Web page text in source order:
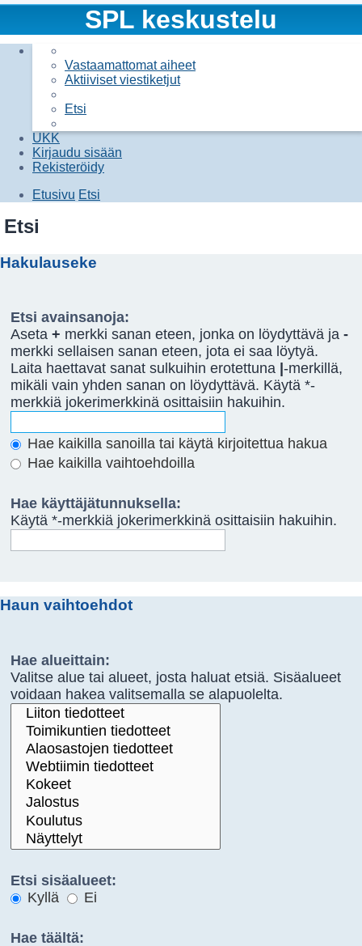
SPL keskustelu
Vastaamattomat aiheet
Aktiiviset viestiketjut
Etsi
UKK
Kirjaudu sisään
Rekisteröidy
Etusivu Etsi
Etsi
Hakulauseke
Etsi avainsanoja:
Aseta + merkki sanan eteen, jonka on löydyttävä ja -
merkki sellaisen sanan eteen, jota ei saa löytyä.
Laita haettavat sanat sulkuihin erotettuna -merkillä,
mikäli vain yhden sanan on löydyttävä. Käytä *-
merkkiä jokerimerkkinä osittaisiin hakuihin.
Hae kaikilla sanoilla tai käytä kirjoitettua hakua
Hae kaikilla vaihtoehdoilla
Hae käyttäjätunnuksella:
Käytä *-merkkiä jokerimerkkinä osittaisiin hakuihin.
Haun vaihtoehdot
Hae alueittain:
Valitse alue tai alueet, josta haluat etsiä. Sisäalueet
voidaan hakea valitsemalla se alapuolelta.
Etsi sisäalueet:
Kyllä
Ei
Hae täältä: